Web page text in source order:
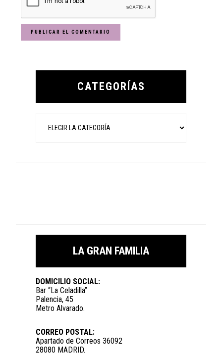
Primary
CATEGORÍAS
LA GRAN FAMILIA
DOMICILIO SOCIAL:
Bar “La Celadilla”
Palencia, 45
Metro Alvarado.
CORREO POSTAL:
Apartado de Correos 36092
28080 MADRID.